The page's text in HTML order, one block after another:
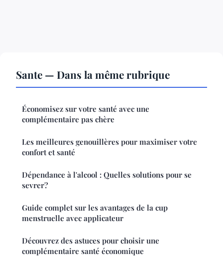
Sante — Dans la même rubrique
Économisez sur votre santé avec une
complémentaire pas chère
Les meilleures genouillères pour maximiser votre
confort et santé
Dépendance à l'alcool : Quelles solutions pour se
sevrer?
Guide complet sur les avantages de la cup
menstruelle avec applicateur
Découvrez des astuces pour choisir une
complémentaire santé économique